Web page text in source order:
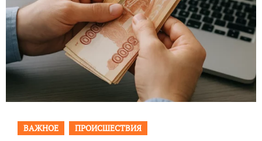
ВАЖНОЕ ПРОИСШЕСТВИЯ